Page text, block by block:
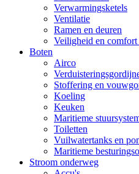
Verwarmingsketels
Ventilatie
Ramen en deuren
Veiligheid en
Boten
Airco
Stoffering en
Koeling
Keuken
Maritieme
Toiletten
Vuilwatertanks en
Maritieme
Stroom onderweg